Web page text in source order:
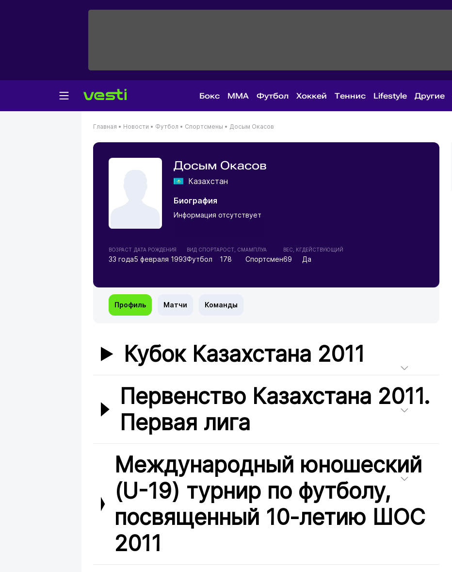
Бокс MMA Футбол Хоккей Теннис Lifestyle Другие
Главная • Новости • Футбол • Спортсмены • Досым Окасов
Досым Окасов
Казахстан
Биография
Информация отсутствует
ВОЗРАСТ
33 года
ДАТА РОЖДЕНИЯ
5 февраля 1993
ВИД СПОРТА
Футбол
РОСТ, СМ
178
АМПЛУА
Спортсмен
ВЕС, КГ
69
ДЕЙСТВУЮЩИЙ
Да
Профиль Матчи Команды
Кубок Казахстана 2011
Первенство Казахстана 2011.
Первая лига
Международный юношеский
(U-19) турнир по футболу,
посвященный 10-летию ШОС
2011